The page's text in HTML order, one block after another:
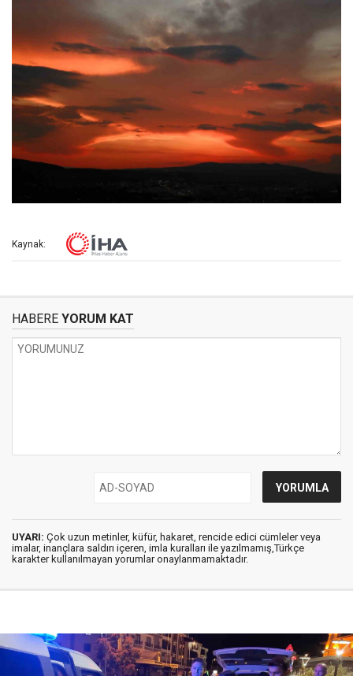
Kaynak:
HABERE YORUM KAT
UYARI: Çok uzun metinler, küfür, hakaret, rencide edici cümleler veya
imalar, inançlara saldırı içeren, imla kuralları ile yazılmamış,Türkçe
karakter kullanılmayan yorumlar onaylanmamaktadır.